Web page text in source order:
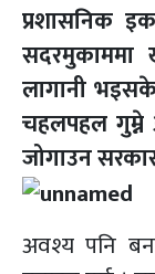
प्रशासनिक
सदरमुकाममा
लागानी
चहलपहल
जोगाउन
अवश्य पनि